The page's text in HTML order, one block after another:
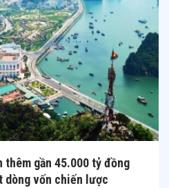
thêm gần 45.000 tỷ đồng
vốn chiến lược